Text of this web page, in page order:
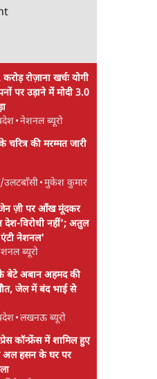
रोज़ाना खर्चः योगी
पर उड़ाने में मोदी 3.0
•नेशनल ब्यूरो
के चरित्र की मरम्मत जारी
उलटबाँसी•मुकेश कुमार
ज़ी पर आँख मूंदकर
देश-विरोधी नहीं'; अतुल
नेशनल'
ब्यूरो
बेटे अबान अहमद की
जेल में बंद भाई से
•लखनऊ ब्यूरो
कॉन्फ्रेंस में शामिल हुए
अल हसन के घर पर